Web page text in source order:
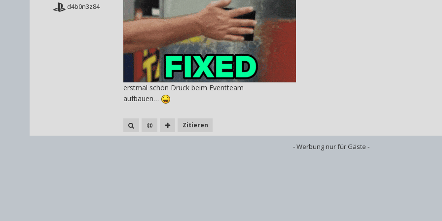
d4b0n3z84
erstmal schön Druck beim Eventteam
aufbauen…
Zitieren
- Werbung nur für Gäste -